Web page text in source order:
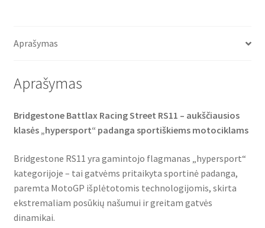
o
r
p
Aprašymas
Aprašymas
Bridgestone Battlax Racing Street RS11 – aukščiausios
klasės „hypersport“ padanga sportiškiems motociklams
Bridgestone RS11 yra gamintojo flagmanas „hypersport“
kategorijoje – tai gatvėms pritaikyta sportinė padanga,
paremta MotoGP išplėtotomis technologijomis, skirta
ekstremaliam posūkių našumui ir greitam gatvės
dinamikai.